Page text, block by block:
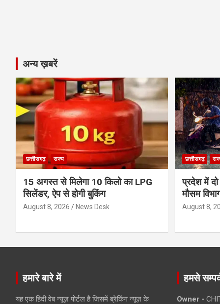
अन्य ख़बरें
छत्तीसगढ़ राज्य
15 अगस्त से मिलेगा 10 किलो का LPG
सिलेंडर, ऐप से होगी बुकिंग
August 8, 2026 News Desk
छत्तीसगढ़
प्रदेश में दो
मौसम
August 8,
हमारे बारे में
यह एक हिंदी वेब न्यूज़ पोर्टल है जिसमें ब्रेकिंग न्यूज़ के
हमसे
Owner -